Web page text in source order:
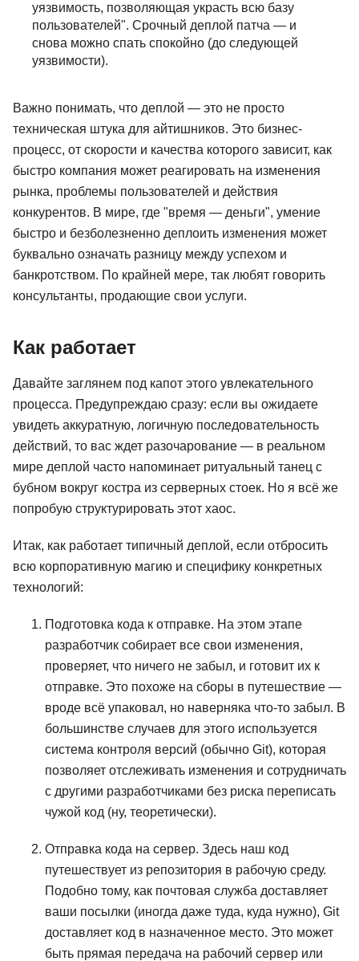
уязвимость, позволяющая украсть всю базу
пользователей". Срочный деплой патча — и
снова можно спать спокойно (до следующей
уязвимости).
Важно понимать, что деплой — это не просто
техническая штука для айтишников. Это бизнес-
процесс, от скорости и качества которого зависит, как
быстро компания может реагировать на изменения
рынка, проблемы пользователей и действия
конкурентов. В мире, где "время — деньги", умение
быстро и безболезненно деплоить изменения может
буквально означать разницу между успехом и
банкротством. По крайней мере, так любят говорить
консультанты, продающие свои услуги.
Как работает
Давайте заглянем под капот этого увлекательного
процесса. Предупреждаю сразу: если вы ожидаете
увидеть аккуратную, логичную последовательность
действий, то вас ждет разочарование — в реальном
мире деплой часто напоминает ритуальный танец с
бубном вокруг костра из серверных стоек. Но я всё же
попробую структурировать этот хаос.
Итак, как работает типичный деплой, если отбросить
всю корпоративную магию и специфику конкретных
технологий:
Подготовка кода к отправке. На этом этапе
разработчик собирает все свои изменения,
проверяет, что ничего не забыл, и готовит их к
отправке. Это похоже на сборы в путешествие —
вроде всё упаковал, но наверняка что-то забыл. В
большинстве случаев для этого используется
система контроля версий (обычно Git), которая
позволяет отслеживать изменения и сотрудничать
с другими разработчиками без риска переписать
чужой код (ну, теоретически).
Отправка кода на сервер. Здесь наш код
путешествует из репозитория в рабочую среду.
Подобно тому, как почтовая служба доставляет
ваши посылки (иногда даже туда, куда нужно), Git
доставляет код в назначенное место. Это может
быть прямая передача на рабочий сервер или